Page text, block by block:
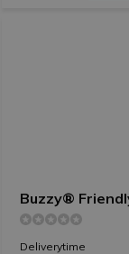
Buzzy®
Deliverytime